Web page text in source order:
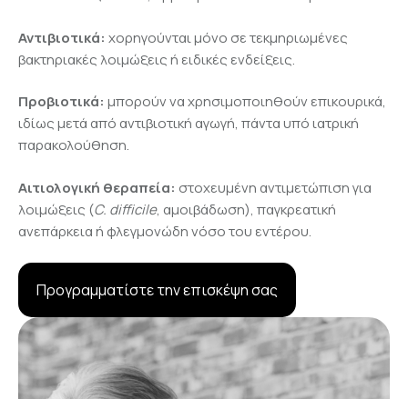
Αντιβιοτικά: χορηγούνται μόνο σε τεκμηριωμένες
βακτηριακές λοιμώξεις ή ειδικές ενδείξεις.
Προβιοτικά: μπορούν να χρησιμοποιηθούν επικουρικά,
ιδίως μετά από αντιβιοτική αγωγή, πάντα υπό ιατρική
παρακολούθηση.
Αιτιολογική θεραπεία: στοχευμένη αντιμετώπιση για
λοιμώξεις (C. difficile, αμοιβάδωση), παγκρεατική
ανεπάρκεια ή φλεγμονώδη νόσο του εντέρου.
Προγραμματίστε την επισκέψη σας